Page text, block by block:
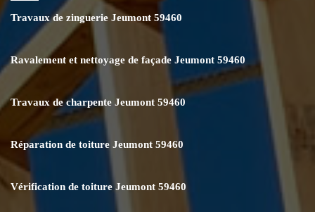
Travaux de zinguerie Jeumont 59460
Ravalement et nettoyage de façade Jeumont 59460
Travaux de charpente Jeumont 59460
Réparation de toiture Jeumont 59460
Vérification de toiture Jeumont 59460